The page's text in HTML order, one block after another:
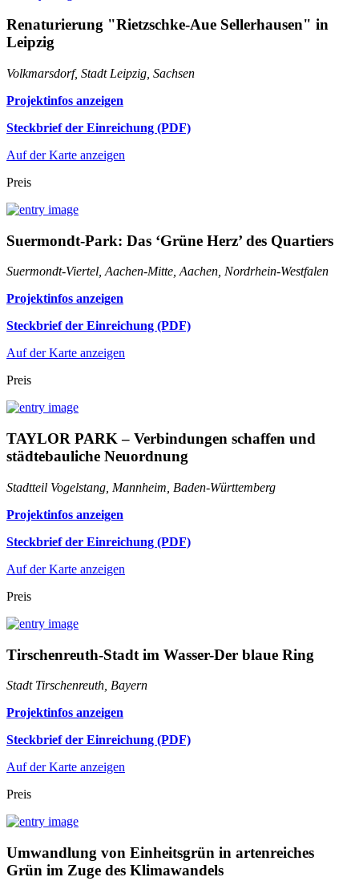
Renaturierung "Rietzschke-Aue Sellerhausen" in
Leipzig
Volkmarsdorf, Stadt Leipzig, Sachsen
Projektinfos anzeigen
Steckbrief der Einreichung (PDF)
Auf der Karte anzeigen
Preis
Suermondt-Park: Das ‘Grüne Herz’ des Quartiers
Suermondt-Viertel, Aachen-Mitte, Aachen, Nordrhein-Westfalen
Projektinfos anzeigen
Steckbrief der Einreichung (PDF)
Auf der Karte anzeigen
Preis
TAYLOR PARK – Verbindungen schaffen und
städtebauliche Neuordnung
Stadtteil Vogelstang, Mannheim, Baden-Württemberg
Projektinfos anzeigen
Steckbrief der Einreichung (PDF)
Auf der Karte anzeigen
Preis
Tirschenreuth-Stadt im Wasser-Der blaue Ring
Stadt Tirschenreuth, Bayern
Projektinfos anzeigen
Steckbrief der Einreichung (PDF)
Auf der Karte anzeigen
Preis
Umwandlung von Einheitsgrün in artenreiches
Grün im Zuge des Klimawandels